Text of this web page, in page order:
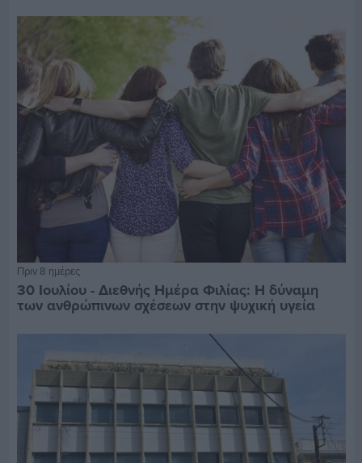
Πριν 8 ημέρες
30 Ιουλίου - Διεθνής Ημέρα Φιλίας: Η δύναμη
των ανθρώπινων σχέσεων στην ψυχική υγεία